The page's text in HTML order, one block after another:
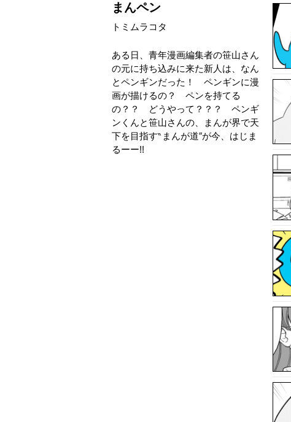
まんペン
トミムラコタ
ある日、青年漫画編集者の笹山さん
の元に持ち込みに来た新人は、なん
とペンギンだった！ ペンギンに漫
画が描けるの？ ペンを持てる
の？？ どうやって？？？ ペンギ
ンくんと笹山さんの、まんが界で天
下を目指す‶まんが道″が今、はじま
るーー!!